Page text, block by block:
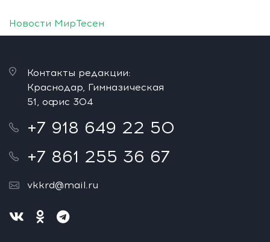
Новости МирТесен
Контакты редакции:
Краснодар, Гимназическая
51, офис 304
+7 918 649 22 50
+7 861 255 36 67
vkkrd@mail.ru